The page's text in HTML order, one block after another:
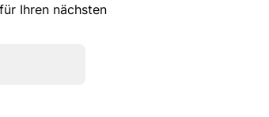
Ihren nächsten